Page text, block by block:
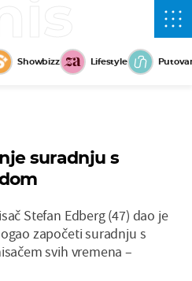
Showbizz Lifestyle
suradnju s
Stefan Edberg (47) dao je
započeti suradnju s
svih vremena –